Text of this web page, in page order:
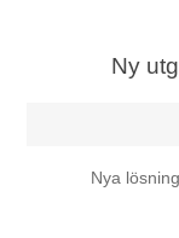
Ny
Nya